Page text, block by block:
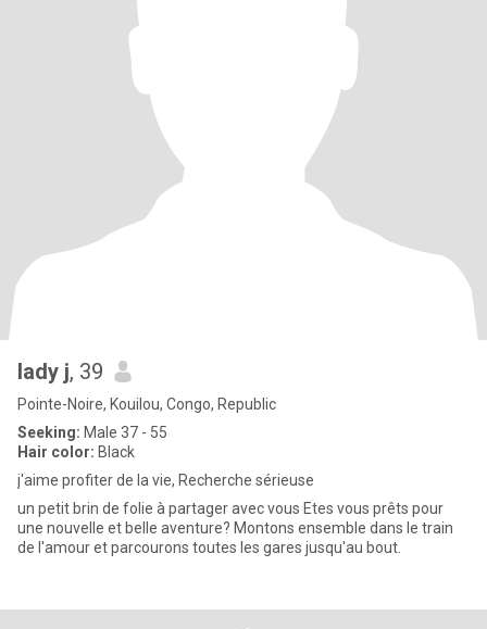
lady j, 39
Pointe-Noire, Kouilou, Congo, Republic
Seeking: Male 37 - 55
Hair color: Black
j'aime profiter de la vie, Recherche sérieuse
un petit brin de folie à partager avec vous Etes vous prêts pour
une nouvelle et belle aventure? Montons ensemble dans le train
de l'amour et parcourons toutes les gares jusqu'au bout.